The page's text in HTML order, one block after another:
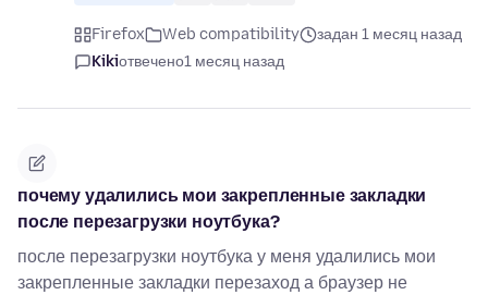
Firefox Web compatibility
задан 1 месяц назад
Kikiотвечено1 месяц назад
почему удалились мои закрепленные закладки
после перезагрузки ноутбука?
после перезагрузки ноутбука у меня удалились мои
закрепленные закладки перезаход а браузер не